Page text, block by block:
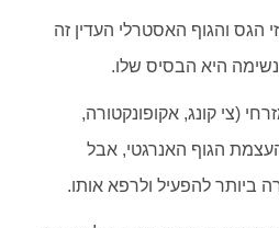
הגס והגוף האסטרלי העדין זה
היא הבסיס שלו.
(צי קונג, אקופונקטורה,
הגוף האנרגטי, אבל
ביותר להפעיל ולרפא אותו.